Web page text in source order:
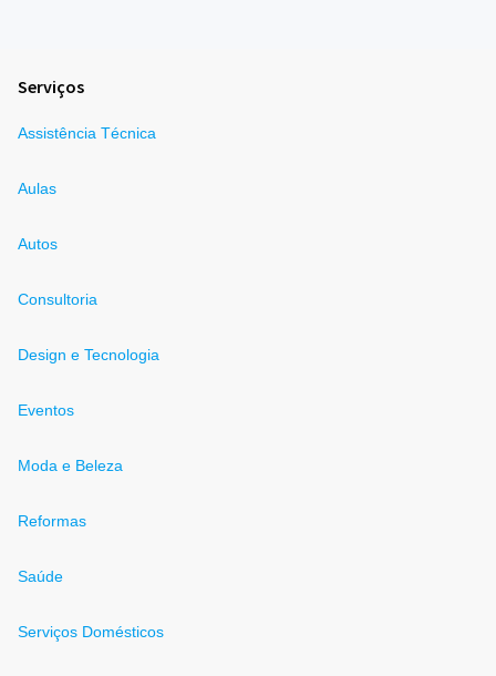
Serviços
Assistência Técnica
Aulas
Autos
Consultoria
Design e Tecnologia
Eventos
Moda e Beleza
Reformas
Saúde
Serviços Domésticos